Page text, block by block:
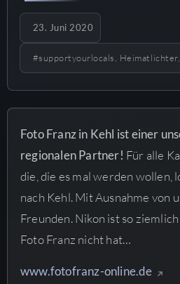
23. Juni 2020
#supportyourlocals,
Foto Franz in Kehl ist einer
regionalen Partner! Für alle
die, die es mal werden wollen,
nach Kehl. Mit Ausnahme von
Freunden. Nikon ist so
Foto Franz nicht hat…
www.fotofranz-online.de